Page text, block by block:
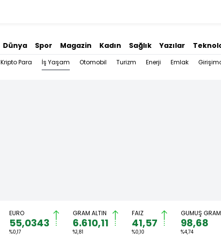
Dünya Spor Magazin Kadın Sağlık Yazılar
Kripto Para İş Yaşam Otomobil Turizm Enerji Emlak
EURO
55,0343
%0,17
GRAM ALTIN
6.610,11
%1,81
FAİZ
41,57
%0,10
GÜMÜŞ GRAM
98,68
%4,74